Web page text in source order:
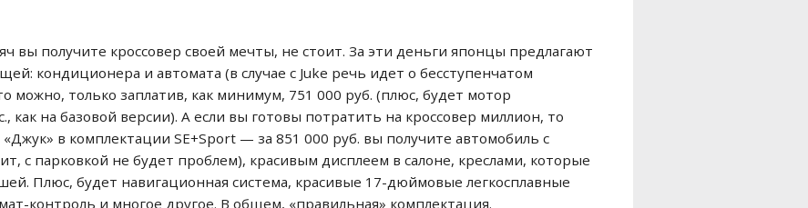
вы получите кроссовер своей мечты, не стоит. За эти деньги японцы предлагают
кондиционера и автомата (в случае с Juke речь идет о бесступенчатом
можно, только заплатив, как минимум, 751 000 руб. (плюс, будет мотор
как на базовой версии). А если вы готовы потратить на кроссовер миллион, то
в комплектации SE+Sport — за 851 000 руб. вы получите автомобиль с
с парковкой не будет проблем), красивым дисплеем в салоне, креслами, которые
Плюс, будет навигационная система, красивые 17-дюймовые легкосплавные
контроль и многое другое. В общем, «правильная» комплектация.